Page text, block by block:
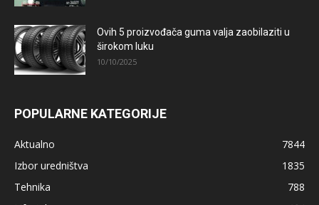
Ovih 5 proizvođača guma valja zaobilaziti u
širokom luku
10/10/2025
POPULARNE KATEGORIJE
Aktualno
7844
Izbor uredništva
1835
Tehnika
788